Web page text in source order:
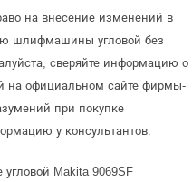
на внесение изменений в
шлифмашины угловой без
сверяйте информацию о
на официальном сайте фирмы-
при покупке
у консультантов.
Makita 9069SF